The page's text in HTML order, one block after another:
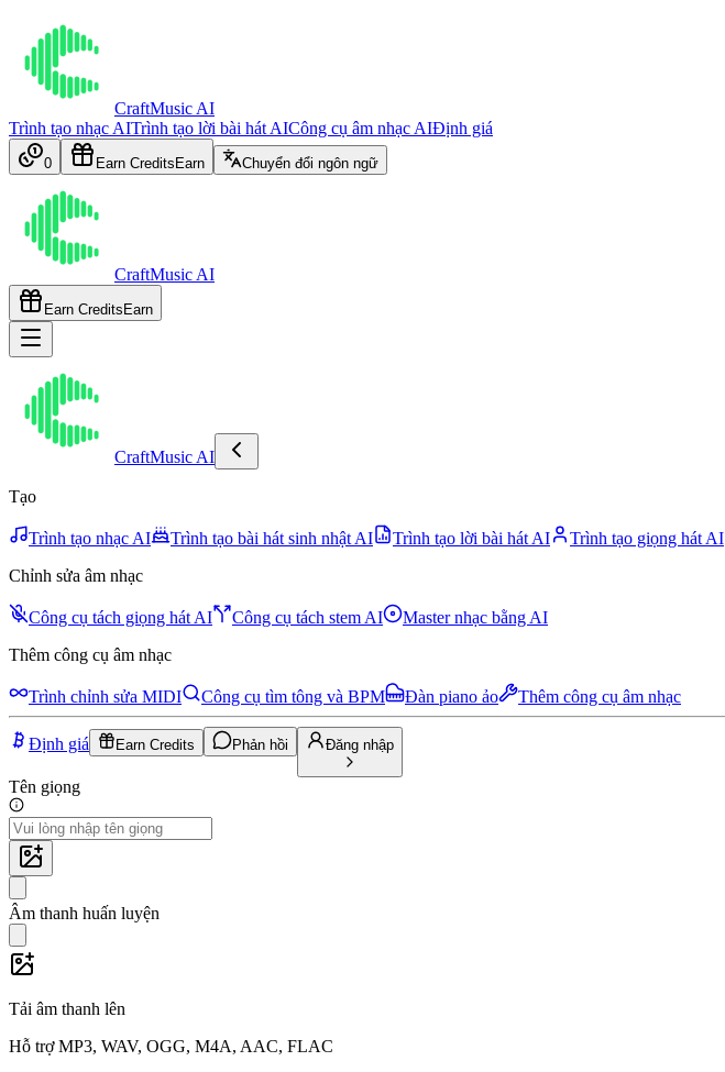
CraftMusic AI
Trình tạo nhạc AITrình tạo lời bài hát AICông cụ âm nhạc AIĐịnh giá
0 Earn Credits Earn Chuyển đổi ngôn ngữ
CraftMusic AI
Earn Credits Earn
CraftMusic AI
Tạo
Trình tạo nhạc AI Trình tạo bài hát sinh nhật AI Trình tạo lời bài hát AI Trình tạo giọng hát AI
Chỉnh sửa âm nhạc
Công cụ tách giọng hát AI Công cụ tách stem AI
Master nhạc bằng AI
Thêm công cụ âm nhạc
Trình chỉnh sửa MIDI Công cụ tìm tông và BPM Đàn piano ảo Thêm công cụ âm nhạc
Định giá Earn Credits Phản hồi Đăng nhập
Tên giọng
Âm thanh huấn luyện
Tải âm thanh lên
Hỗ trợ MP3, WAV, OGG, M4A, AAC, FLAC